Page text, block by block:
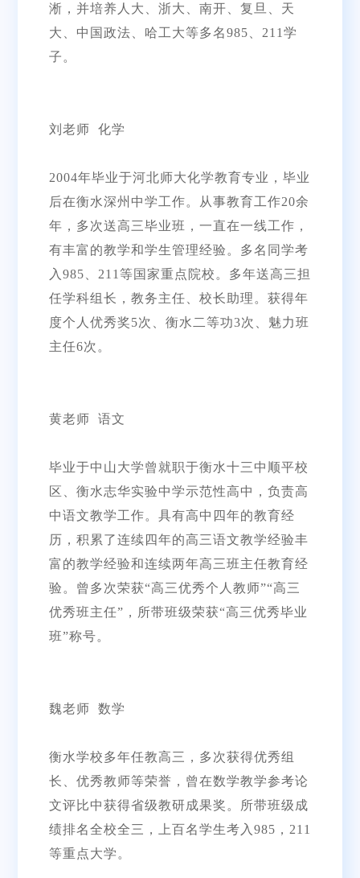
淅，并培养人大、浙大、南开、复旦、天
大、中国政法、哈工大等多名985、211学
子。
刘老师 化学
2004年毕业于河北师大化学教育专业，毕业
后在衡水深州中学工作。从事教育工作20余
年，多次送高三毕业班，一直在一线工作，
有丰富的教学和学生管理经验。多名同学考
入985、211等国家重点院校。多年送高三担
任学科组长，教务主任、校长助理。获得年
度个人优秀奖5次、衡水二等功3次、魅力班
主任6次。
黄老师 语文
毕业于中山大学曾就职于衡水十三中顺平校
区、衡水志华实验中学示范性高中，负责高
中语文教学工作。具有高中四年的教育经
历，积累了连续四年的高三语文教学经验丰
富的教学经验和连续两年高三班主任教育经
验。曾多次荣获“高三优秀个人教师”“高三
优秀班主任”，所带班级荣获“高三优秀毕业
班”称号。
魏老师 数学
衡水学校多年任教高三，多次获得优秀组
长、优秀教师等荣誉，曾在数学教学参考论
文评比中获得省级教研成果奖。所带班级成
绩排名全校全三，上百名学生考入985，211
等重点大学。